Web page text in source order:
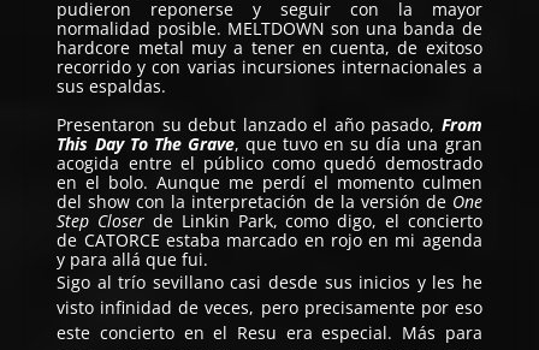
pudieron reponerse y seguir con la mayor
normalidad posible. MELTDOWN son una banda de
hardcore metal muy a tener en cuenta, de exitoso
recorrido y con varias incursiones internacionales a
sus espaldas.
Presentaron su debut lanzado el año pasado, From
This Day To The Grave, que tuvo en su día una gran
acogida entre el público como quedó demostrado
en el bolo. Aunque me perdí el momento culmen
del show con la interpretación de la versión de One
Step Closer de Linkin Park, como digo, el concierto
de CATORCE estaba marcado en rojo en mi agenda
y para allá que fui.
Sigo al trío sevillano casi desde sus inicios y les he
visto infinidad de veces, pero precisamente por eso
este concierto en el Resu era especial. Más para